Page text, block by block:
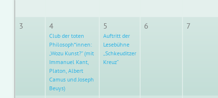
3 4
Club der toten
Philosoph*innen:
„Wozu Kunst?“ (mit
Immanuel Kant,
Platon, Albert
Camus und Joseph
Beuys)
5
Auftritt der
Lesebühne
„Schkeuditzer
Kreuz”
6 7